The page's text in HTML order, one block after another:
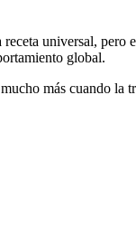
universal, pero
global.
más cuando